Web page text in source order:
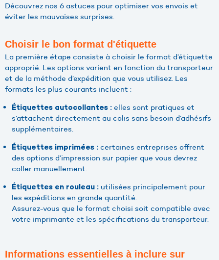
Découvrez nos 6 astuces pour optimiser vos envois et
éviter les mauvaises surprises.
Choisir le bon format d'étiquette
La première étape consiste à choisir le format d’étiquette
approprié. Les options varient en fonction du transporteur
et de la méthode d’expédition que vous utilisez. Les
formats les plus courants incluent :
Étiquettes autocollantes : elles sont pratiques et
s’attachent directement au colis sans besoin d’adhésifs
supplémentaires.
Étiquettes imprimées : certaines entreprises offrent
des options d’impression sur papier que vous devrez
coller manuellement.
Étiquettes en rouleau : utilisées principalement pour
les expéditions en grande quantité.
Assurez-vous que le format choisi soit compatible avec
votre imprimante et les spécifications du transporteur.
Informations essentielles à inclure sur